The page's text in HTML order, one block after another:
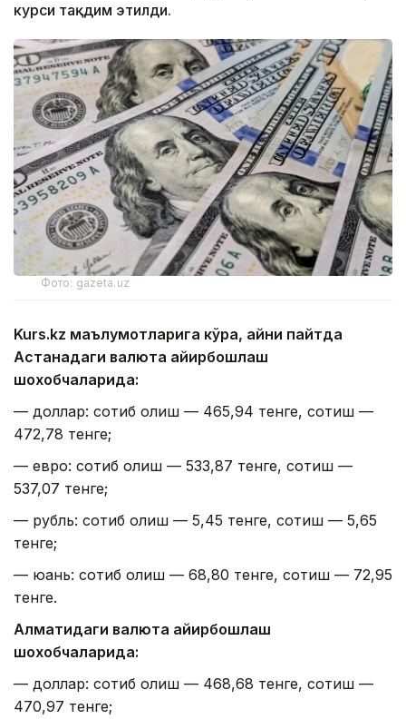
курси тақдим этилди.
Фото: gazeta.uz
Kurs.kz маълумотларига кўра, айни пайтда
Астанадаги валюта айирбошлаш
шохобчаларида:
— доллар: сотиб олиш — 465,94 тенге, сотиш —
472,78 тенге;
— евро: сотиб олиш — 533,87 тенге, сотиш —
537,07 тенге;
— рубль: сотиб олиш — 5,45 тенге, сотиш — 5,65
тенге;
— юань: сотиб олиш — 68,80 тенге, сотиш — 72,95
тенге.
Алматидаги валюта айирбошлаш
шохобчаларида:
— доллар: сотиб олиш — 468,68 тенге, сотиш —
470,97 тенге;